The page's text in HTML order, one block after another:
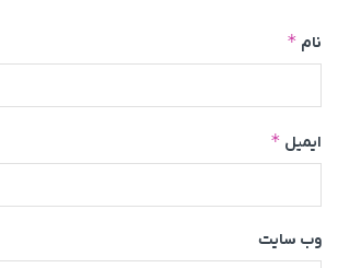
نام *
ایمیل *
وب‌ سایت